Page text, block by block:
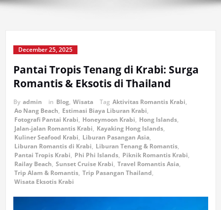
December 25, 2025
Pantai Tropis Tenang di Krabi: Surga
Romantis & Eksotis di Thailand
By admin in Blog, Wisata Tag Aktivitas Romantis Krabi,
Ao Nang Beach, Estimasi Biaya Liburan Krabi,
Fotografi Pantai Krabi, Honeymoon Krabi, Hong Islands,
Jalan-jalan Romantis Krabi, Kayaking Hong Islands,
Kuliner Seafood Krabi, Liburan Pasangan Asia,
Liburan Romantis di Krabi, Liburan Tenang & Romantis,
Pantai Tropis Krabi, Phi Phi Islands, Piknik Romantis Krabi,
Railay Beach, Sunset Cruise Krabi, Travel Romantis Asia,
Trip Alam & Romantis, Trip Pasangan Thailand,
Wisata Eksotis Krabi